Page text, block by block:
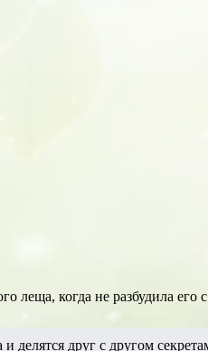
леща, когда не разбудила его
делятся друг с другом